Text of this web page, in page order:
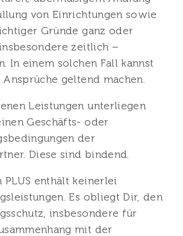
von Einrichtungen sowie
Gründe ganz oder
zeitlich –
In einem solchen Fall kannst
geltend machen.
Leistungen unterliegen
Geschäfts- oder
der
Diese sind bindend.
PLUS enthält keinerlei
Es obliegt Dir, den
insbesondere für
mit der